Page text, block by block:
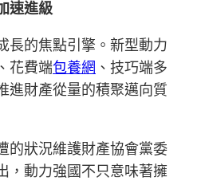
速進級
長的焦點引擎。新型動力
花費端包養網 、技巧端多
進財產從量的積聚邁向質
的狀況維護財產協會黨委
，動力強國不只意味著擁